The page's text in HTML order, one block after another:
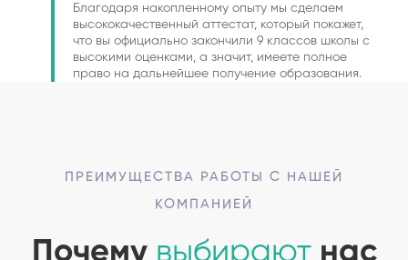
Благодаря накопленному опыту мы сделаем
высококачественный аттестат, который покажет,
что вы официально закончили 9 классов школы с
высокими оценками, а значит, имеете полное
право на дальнейшее получение образования.
ПРЕИМУЩЕСТВА РАБОТЫ С НАШЕЙ
КОМПАНИЕЙ
Почему выбираютнас